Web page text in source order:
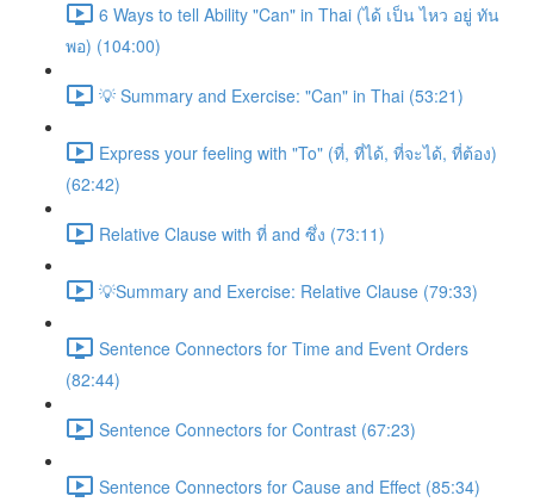
6 Ways to tell Ability "Can" in Thai (ได้ เป็น ไหว อยู่ ทัน
พอ) (104:00)
💡 Summary and Exercise: "Can" in Thai (53:21)
Express your feeling with "To" (ที่, ที่ได้, ที่จะได้, ที่ต้อง)
(62:42)
Relative Clause with ที่ and ซึ่ง (73:11)
💡Summary and Exercise: Relative Clause (79:33)
Sentence Connectors for Time and Event Orders
(82:44)
Sentence Connectors for Contrast (67:23)
Sentence Connectors for Cause and Effect (85:34)